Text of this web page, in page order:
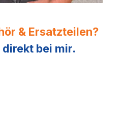
& Ersatzteilen?
bei mir.